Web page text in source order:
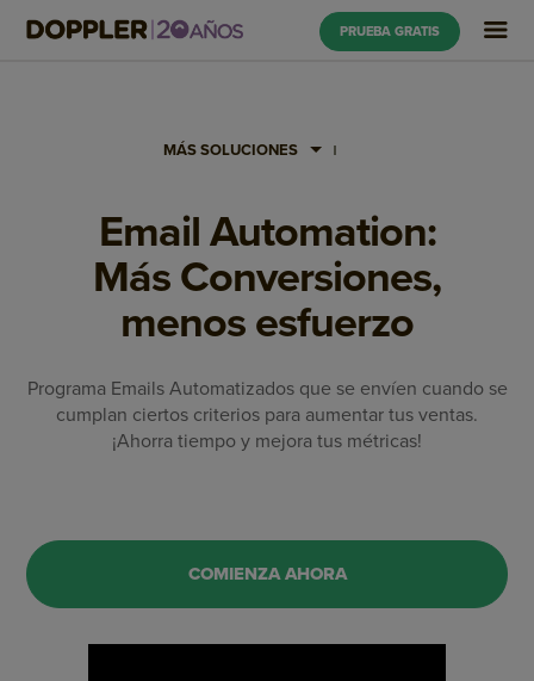
PRUEBA GRATIS
MÁS SOLUCIONES
Email Automation:
Más Conversiones,
menos esfuerzo
Programa Emails Automatizados que se envíen cuando se
cumplan ciertos criterios para aumentar tus ventas.
¡Ahorra tiempo y mejora tus métricas!
COMIENZA AHORA